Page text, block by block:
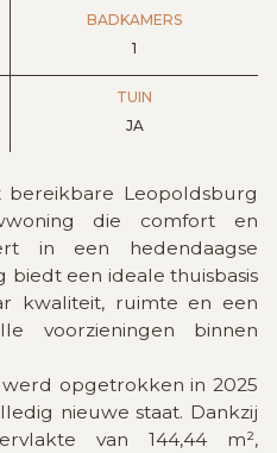
BADKAMERS
1
TUIN
JA
Leopoldsburg
die comfort en
in een hedendaagse
biedt een ideale thuisbasis
kwaliteit, ruimte en een
voorzieningen binnen
opgetrokken in 2025
nieuwe staat. Dankzij
van 144,44 m²,